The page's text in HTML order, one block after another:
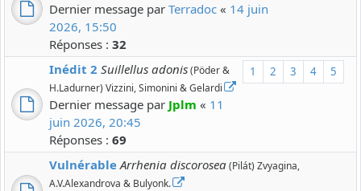
Dernier message par Terradoc « 14 juin
2026, 15:50
Réponses : 32
1 2 3 4 5
Inédit 2 Suillellus adonis(Pöder &
H.Ladurner) Vizzini, Simonini & Gelardi
Dernier message par Jplm « 11
juin 2026, 20:45
Réponses : 69
Vulnérable Arrhenia discorosea(Pilát) Zvyagina,
A.V.Alexandrova & Bulyonk.